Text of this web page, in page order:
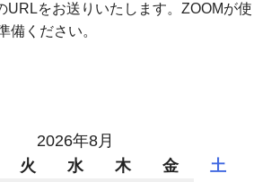
URLをお送りいたします。ZOOMが使
備ください。
2026年8月
火 水 木 金 土